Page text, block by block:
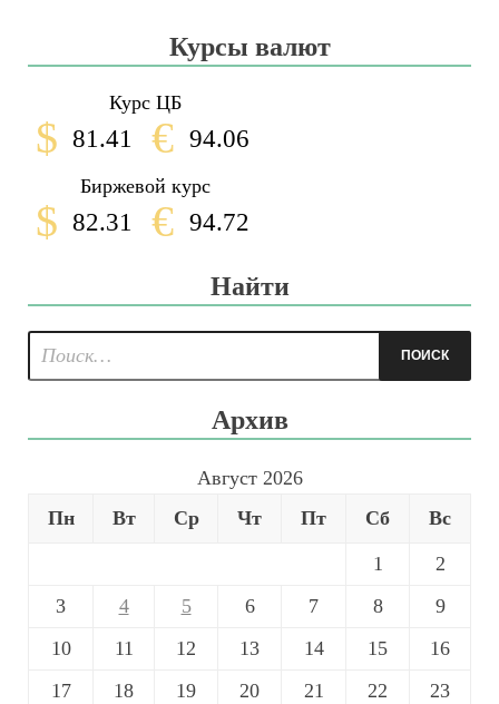
Курсы валют
Курс ЦБ
$ 81.41 € 94.06
Биржевой курс
$ 82.31 € 94.72
Найти
Архив
Август 2026
Пн
Вт Ср Чт Пт Сб Вс
1
2
3
4 5 6 7 8
9
10
11 12 13 14 15
16
17
18 19 20 21 22
23